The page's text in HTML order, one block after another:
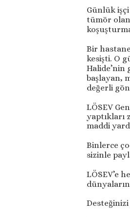
Günlük
tümör
Bir hastane
kesişti. O
Halide’nin
başlayan,
değerli
LÖSEV
yaptıkları
maddi
Binlerce
sizinle
LÖSEV’e